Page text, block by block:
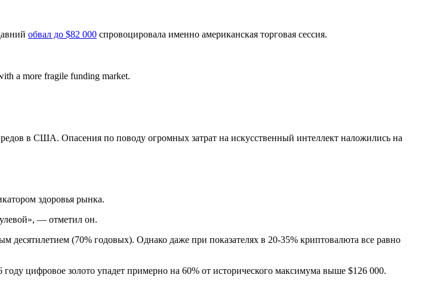
обвал до $82 000 спровоцировала именно американская торговая сессия.
a more fragile funding market.
в США. Опасения по поводу огромных затрат на искусственный интеллект наложились на
здоровья рынка.
— отметил он.
(70% годовых). Однако даже при показателях в 20-35% криптовалюта все равно
году цифровое золото упадет примерно на 60% от исторического максимума выше $126 000.